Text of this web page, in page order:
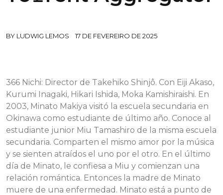
BY LUDWIG LEMOS 17 DE FEVEREIRO DE 2025
366 Nichi: Director de Takehiko Shinjô. Con Eiji Akaso,
Kurumi Inagaki, Hikari Ishida, Moka Kamishiraishi. En
2003, Minato Makiya visitó la escuela secundaria en
Okinawa como estudiante de último año. Conoce al
estudiante junior Miu Tamashiro de la misma escuela
secundaria. Comparten el mismo amor por la música
y se sienten atraídos el uno por el otro. En el último
día de Minato, le confiesa a Miu y comienzan una
relación romántica. Entonces la madre de Minato
muere de una enfermedad. Minato está a punto de